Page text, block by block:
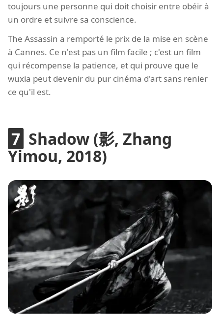
toujours une personne qui doit choisir entre obéir à
un ordre et suivre sa conscience.
The Assassin a remporté le prix de la mise en scène
à Cannes. Ce n'est pas un film facile ; c'est un film
qui récompense la patience, et qui prouve que le
wuxia peut devenir du pur cinéma d'art sans renier
ce qu'il est.
Shadow (影, Zhang
Yimou, 2018)